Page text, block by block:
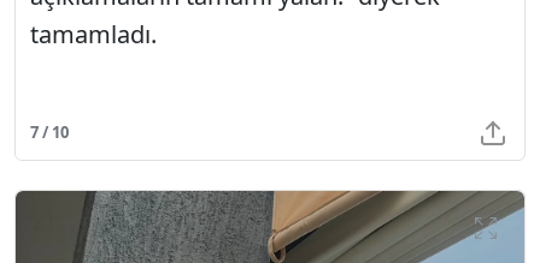
tamamladı.
7 / 10